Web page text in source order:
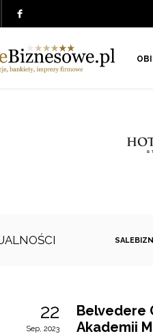
22
Sep, 2023
Belvedere
Akademii